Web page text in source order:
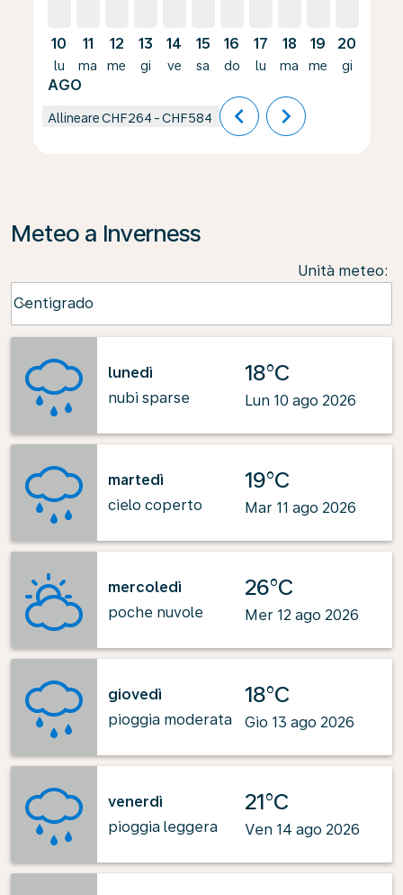
10
lu
AGO
11
ma
12
me
13
gi
14
ve
15
sa
16
do
17
lu
18
ma
19
me
20
gi
AllineareCHF264 -CHF584 chevron_left chevron_right
Meteo a Inverness
Unità meteo:
Centigrado
keyboard_arrow_down
lunedì
nubi sparse
18°C
Lun 10 ago 2026
martedì
cielo coperto
19°C
Mar 11 ago 2026
mercoledì
poche nuvole
26°C
Mer 12 ago 2026
giovedì
pioggia moderata
18°C
Gio 13 ago 2026
venerdì
pioggia leggera
21°C
Ven 14 ago 2026